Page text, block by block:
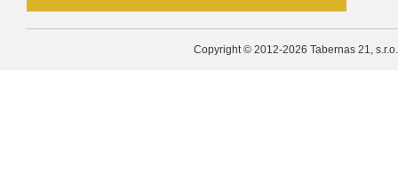
Copyright © 2012-2026 Tabernas 21, s.r.o.